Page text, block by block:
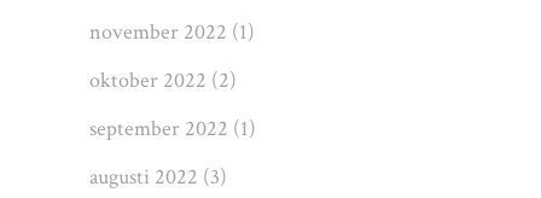
november 2022 (1)
oktober 2022 (2)
september 2022 (1)
augusti 2022 (3)